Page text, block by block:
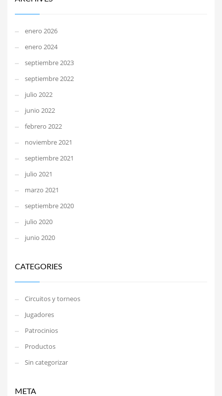
enero 2026
enero 2024
septiembre 2023
septiembre 2022
julio 2022
junio 2022
febrero 2022
noviembre 2021
septiembre 2021
julio 2021
marzo 2021
septiembre 2020
julio 2020
junio 2020
CATEGORIES
Circuitos y torneos
Jugadores
Patrocinios
Productos
Sin categorizar
META